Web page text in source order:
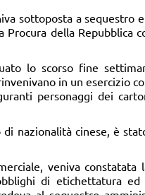
sottoposta a
Procura della
lo scorso fine
in un esercizio
personaggi dei
nazionalità cinese, è
veniva
di etichettatura